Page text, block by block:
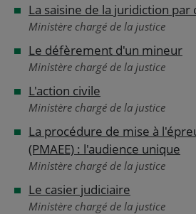
La saisine de la juridiction par
Ministère chargé de la justice
Le défèrement d'un mineur
Ministère chargé de la justice
L'action civile
Ministère chargé de la justice
La procédure de mise à
(PMAEE) : l'audience unique
Ministère chargé de la justice
Le casier judiciaire
Ministère chargé de la justice